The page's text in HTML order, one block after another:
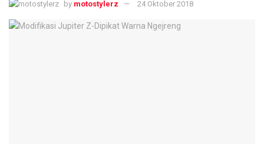
by motostylerz 24 Oktober 2018